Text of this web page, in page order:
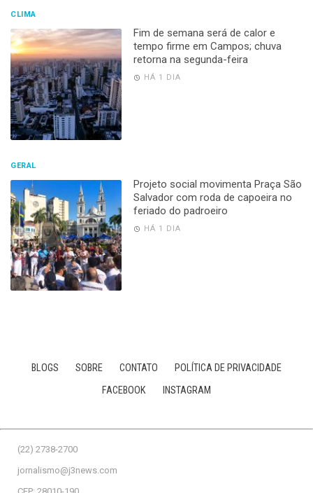
CLIMA
Fim de semana será de calor e
tempo firme em Campos; chuva
retorna na segunda-feira
HÁ 1 DIA
GERAL
Projeto social movimenta Praça São
Salvador com roda de capoeira no
feriado do padroeiro
HÁ 1 DIA
BLOGS SOBRE CONTATO
POLÍTICA DE PRIVACIDADE
FACEBOOK
INSTAGRAM
(22) 2738-2700
jornalismo@j3news.com